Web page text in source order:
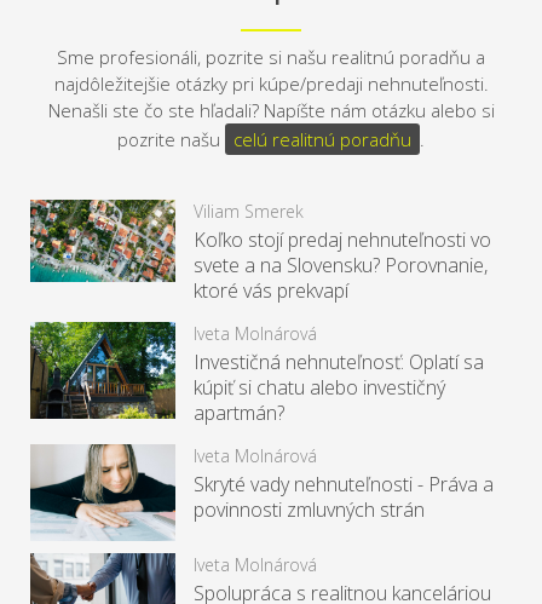
Sme profesionáli, pozrite si našu realitnú poradňu a
najdôležitejšie otázky pri kúpe/predaji nehnuteľnosti.
Nenašli ste čo ste hľadali? Napíšte nám otázku alebo si
pozrite našu
celú realitnú poradňu .
Viliam Smerek
Koľko stojí predaj nehnuteľnosti vo
svete a na Slovensku? Porovnanie,
ktoré vás prekvapí
Iveta Molnárová
Investičná nehnuteľnosť: Oplatí sa
kúpiť si chatu alebo investičný
apartmán?
Iveta Molnárová
Skryté vady nehnuteľnosti - Práva a
povinnosti zmluvných strán
Iveta Molnárová
Spolupráca s realitnou kanceláriou